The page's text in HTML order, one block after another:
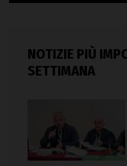
NOTIZIE PIÙ
SETTIMANA